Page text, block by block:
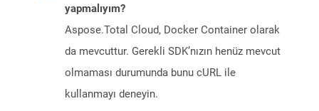
yapmalıyım?
Aspose.Total Cloud, Docker Container olarak
da mevcuttur. Gerekli SDK’nızın henüz mevcut
olmaması durumunda bunu cURL ile
kullanmayı deneyin.